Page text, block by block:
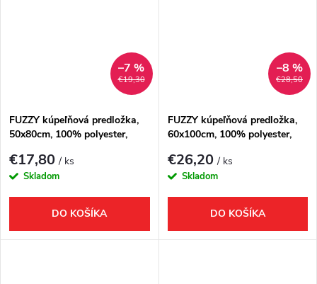
€19,30
–7 %
FUZZY kúpeľňová predložka,
50x80cm, 100% polyester,
€17,80/ ks
Skladom
DO KOŠÍKA
€28,50
–8 %
FUZZY kúpeľňová predložka,
60x100cm, 100% polyester,
€26,20/ ks
Skladom
DO KOŠÍKA